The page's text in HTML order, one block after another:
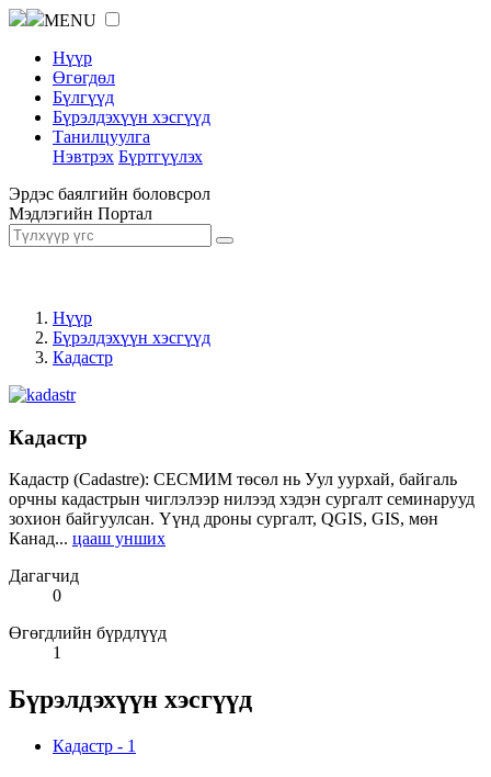
MENU
Нүүр
Өгөгдөл
Бүлгүүд
Бүрэлдэхүүн хэсгүүд
Танилцуулга
Нэвтрэх Бүртгүүлэх
Эрдэс баялгийн боловсрол
Мэдлэгийн Портал
Нүүр
Бүрэлдэхүүн хэсгүүд
Кадастр
Кадастр
Кадастр (Cadastre): СЕСМИМ төсөл нь Уул уурхай, байгаль
орчны кадастрын чиглэлээр нилээд хэдэн сургалт семинарууд
зохион байгуулсан. Үүнд дроны сургалт, QGIS, GIS, мөн
Канад... цааш унших
Дагагчид
0
Өгөгдлийн бүрдлүүд
1
Бүрэлдэхүүн хэсгүүд
Кадастр - 1